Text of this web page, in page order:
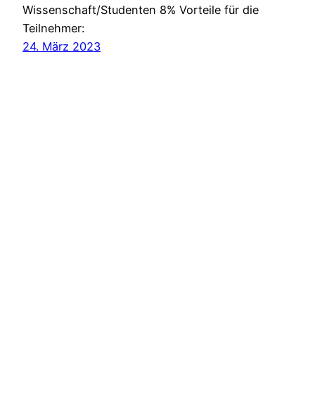
Wissenschaft/Studenten 8% Vorteile für die
Teilnehmer:
24. März 2023